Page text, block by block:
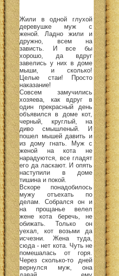
Жили в одной глухой
деревушке муж с
женой. Ладно жили и
дружно, всем на
зависть. И все бы
хорошо, да вдруг
завелись у них в доме
мыши, и сколько!
Целые стаи! Просто
наказание!
Совсем замучились
хозяева, как вдруг в
один прекрасный день
объявился в доме кот,
черный, круглый, на
диво смышленый. И
пошел мышей давить и
из дому гнать. Муж с
женой на кота не
нарадуются, все гладят
его да ласкают. И опять
наступили в доме
тишина и покой.
Вскоре понадобилось
мужу отъехать по
делам. Собрался он и
на прощанье велел
жене кота беречь, не
обижать. Только он
уехал, кот возьми да
исчезни. Жена туда,
сюда - нет кота. Чуть не
помешалась от горя.
Через сколько-то дней
вернулся муж, она